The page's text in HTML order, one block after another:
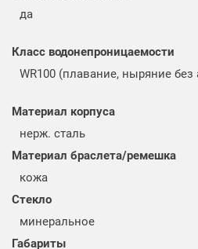
да
Класс водонепроницаемости
WR100 (плавание, ныряние без
Материал корпуса
нерж. сталь
Материал браслета/ремешка
кожа
Стекло
минеральное
Габариты